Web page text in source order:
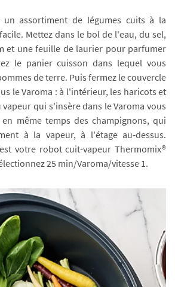
un assortiment de légumes cuits à la
Mettez dans le bol de l'eau, du sel,
et une feuille de laurier pour parfumer
le panier cuisson dans lequel vous
de terre. Puis fermez le couvercle
le Varoma : à l'intérieur, les haricots et
qui s'insère dans le Varoma vous
même temps des champignons, qui
à la vapeur, à l'étage au-dessus.
votre robot cuit-vapeur Thermomix®
25 min/Varoma/vitesse 1.